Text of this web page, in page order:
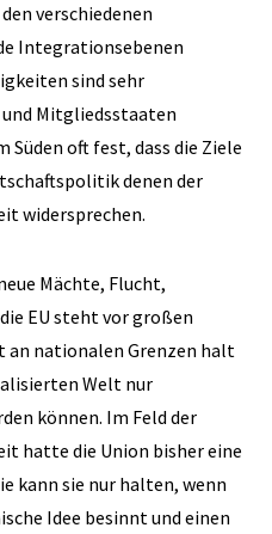
verschiedenen
Integrationsebenen
sind sehr
Mitgliedsstaaten
oft fest, dass die Ziele
denen der
widersprechen.
Mächte, Flucht,
EU steht vor großen
an nationalen Grenzen halt
Welt nur
können. Im Feld der
hatte die Union bisher eine
kann sie nur halten, wenn
Idee besinnt und einen